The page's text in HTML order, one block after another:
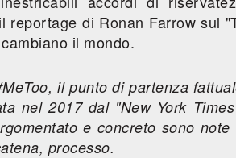
reportage di Ronan Farrow sul
il mondo.
il punto di partenza
nel 2017 dal "New York
e concreto sono note
processo.